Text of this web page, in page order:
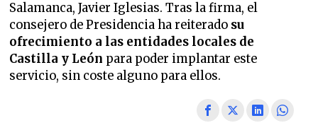
Salamanca, Javier Iglesias. Tras la firma, el
consejero de Presidencia ha reiterado su
ofrecimiento a las entidades locales de
Castilla y León para poder implantar este
servicio, sin coste alguno para ellos.